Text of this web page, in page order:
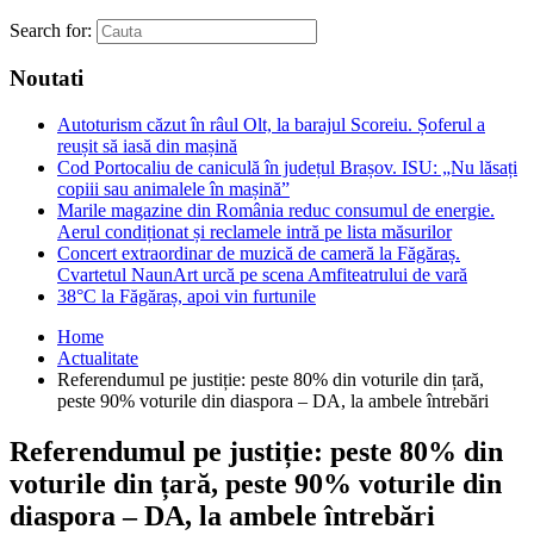
Search for:
Noutati
Autoturism căzut în râul Olt, la barajul Scoreiu. Șoferul a
reușit să iasă din mașină
Cod Portocaliu de caniculă în județul Brașov. ISU: „Nu lăsați
copiii sau animalele în mașină”
Marile magazine din România reduc consumul de energie.
Aerul condiționat și reclamele intră pe lista măsurilor
Concert extraordinar de muzică de cameră la Făgăraș.
Cvartetul NaunArt urcă pe scena Amfiteatrului de vară
38°C la Făgăraș, apoi vin furtunile
Home
Actualitate
Referendumul pe justiție: peste 80% din voturile din țară,
peste 90% voturile din diaspora – DA, la ambele întrebări
Referendumul pe justiție: peste 80% din
voturile din țară, peste 90% voturile din
diaspora – DA, la ambele întrebări